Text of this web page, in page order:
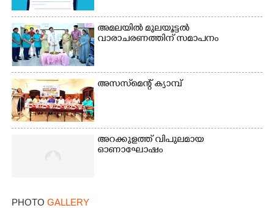
അമലയിൽ മുലയൂട്ടൽ
വാരാചരണത്തിന് സമാപനം
അസസ്‌മെന്റ് ക്യാമ്പ്
അറക്കുളത്ത് വിപുലമായ
ഓണാഘോഷം
PHOTO GALLERY